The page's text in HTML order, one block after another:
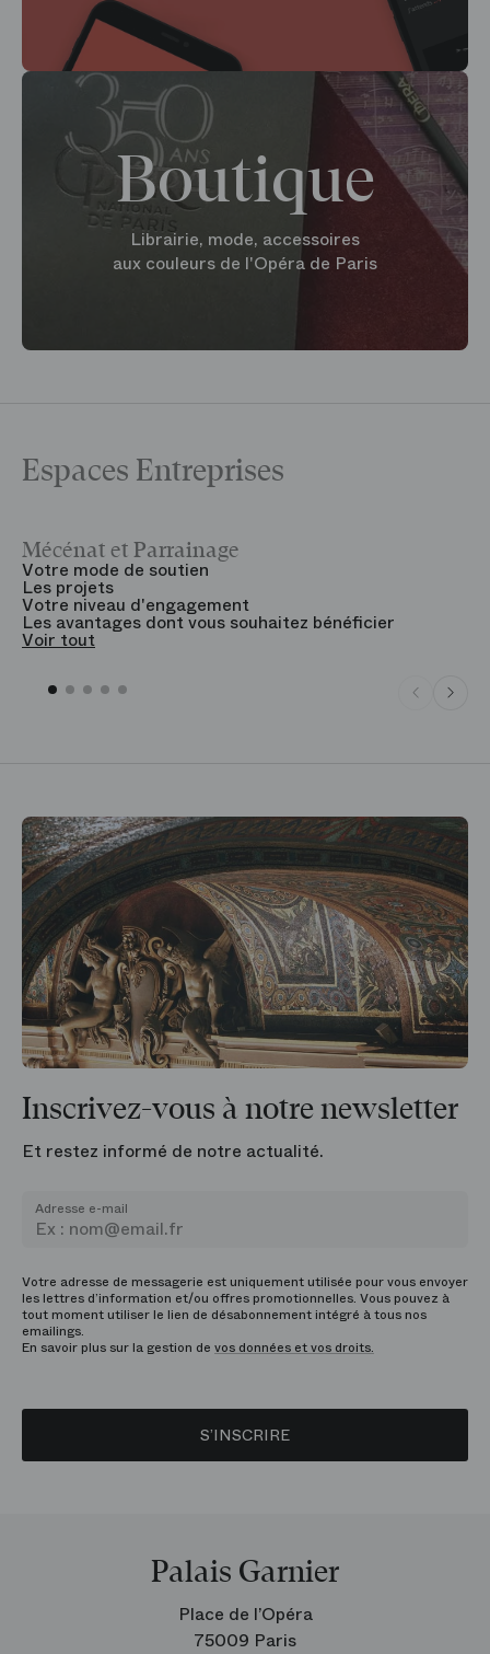
Boutique
Librairie, mode, accessoires
aux couleurs de l'Opéra de Paris
Espaces Entreprises
Mécénat et Parrainage
Votre mode de soutien
Les projets
Votre niveau d'engagement
Les avantages dont vous souhaitez bénéficier
Voir tout
Inscrivez-vous à notre newsletter
Et restez informé de notre actualité.
Adresse e-mail
Votre adresse de messagerie est uniquement utilisée pour vous envoyer
les lettres d’information et/ou offres promotionnelles. Vous pouvez à
tout moment utiliser le lien de désabonnement intégré à tous nos
emailings.
En savoir plus sur la gestion de vos données et vos droits.
S’INSCRIRE
Palais Garnier
Place de l’Opéra
75009 Paris